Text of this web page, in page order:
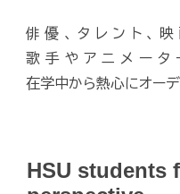
俳優、タレント、
歌手やアニメータ
在学中から熱心にオーデ
HSU students